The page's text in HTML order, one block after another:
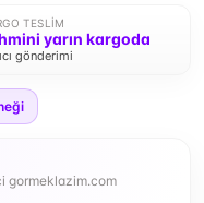
TESLIM
yarın kargoda
gönderimi
gormeklazim.com